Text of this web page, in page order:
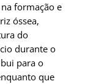
formação e
óssea,
do
durante o
para o
que